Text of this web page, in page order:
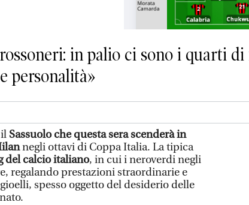
in palio ci sono i quarti di
personalità»
Sassuolo che questa sera scenderà in
negli ottavi di Coppa Italia. La tipica
del calcio italiano, in cui i neroverdi negli
regalando prestazioni straordinarie e
spesso oggetto del desiderio delle